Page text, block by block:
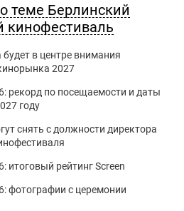
теме Берлинский
в центре внимания
2027
рекорд по посещаемости и даты
году
снять с должности директора
итоговый рейтинг Screen
фотографии с церемонии